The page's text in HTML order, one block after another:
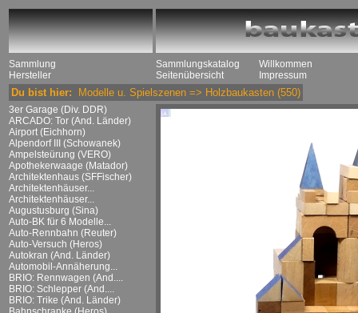
Sammlung
Hersteller
Sammlungskatalog
Seitenübersicht
Willkommen
Impressum
Du bist hier: Modelle u. Spielszenen => Holzbaukasten (550)
3er Garage (Div. DDR)
ARCADO: Tor (And. Länder)
Airport (Eichhorn)
Alpendorf III (Schowanek)
Ampelsteürung (VERO)
Apothekerwaage (Matador)
Architektenhaus (SFFischer)
Architektenhäuser...
Architektenhäuser...
Augustusburg (Sina)
Auto-BK für 6 Modelle...
Auto-Rennbahn (Reuter)
Auto-Versuch (Heros)
Autokran (And. Länder)
Automobil-Annäherung...
BRIO: Rennwagen (And....
BRIO: Schlepper (And....
BRIO: Trike (And. Länder)